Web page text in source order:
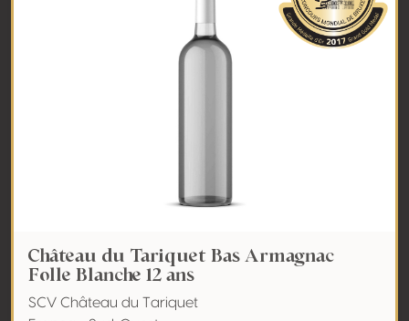
Château du Tariquet Bas Armagnac
Folle Blanche 12 ans
SCV Château du Tariquet